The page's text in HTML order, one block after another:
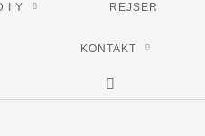
I Y REJSER
KONTAKT